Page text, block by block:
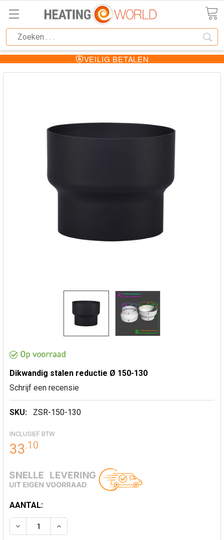
VEILIG BETALEN
Dikwandig stalen reductie Ø 150-130
Schrijf een recensie
SKU: ZSR-150-130
INCLUSIEF BTW
33.10
HUIDIGE
VOORRAAD:
AANTAL:
VERLAAG AANTAL VAN DIKWANDIG STALEN REDUCTIE
VERHOOG AANTAL VAN DIKWANDIG